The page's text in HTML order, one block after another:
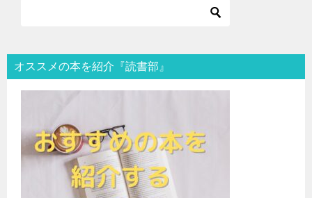
オススメの本を紹介『読書部』